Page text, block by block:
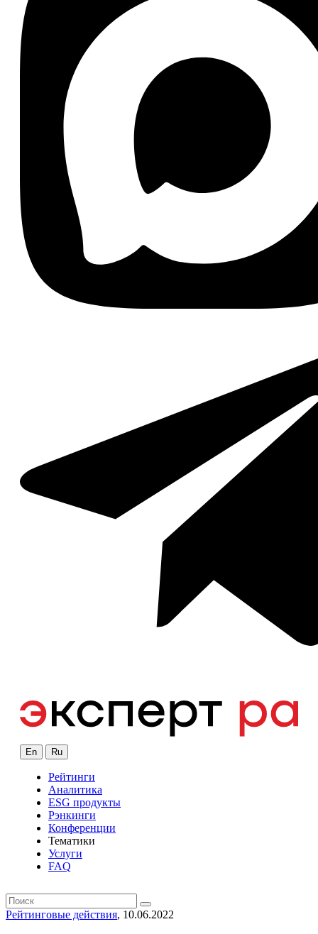
En Ru
Рейтинги
Аналитика
ESG продукты
Рэнкинги
Конференции
Тематики
Услуги
FAQ
Рейтинговые действия, 10.06.2022